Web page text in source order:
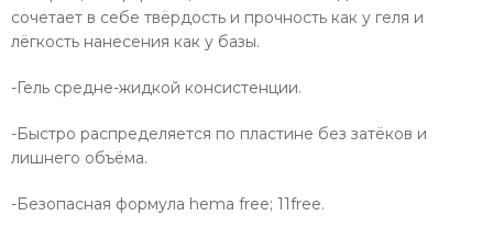
сочетает в себе твёрдость и прочность как у геля и
лёгкость нанесения как у базы.
-Гель средне-жидкой консистенции.
-Быстро распределяется по пластине без затёков и
лишнего объёма.
-Безопасная формула hema free; 11free.